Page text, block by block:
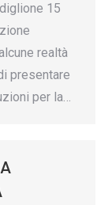
15
realtà
presentare
per la…